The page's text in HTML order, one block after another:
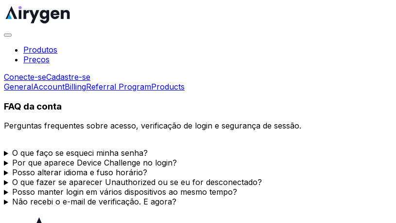
Produtos
Preços
Conecte-seCadastre-se
GeneralAccountBillingReferral ProgramProducts
FAQ da conta
Perguntas frequentes sobre acesso, verificação de login e segurança de sessão.
O que faço se esqueci minha senha?
Por que aparece Device Challenge no login?
Posso alterar idioma e fuso horário?
O que fazer se aparecer Unauthorized ou se eu for desconectado?
Posso manter login em vários dispositivos ao mesmo tempo?
Não recebi o e-mail de verificação. E agora?